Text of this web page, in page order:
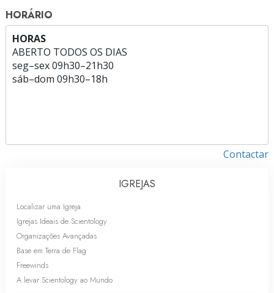
HORÁRIO
HORAS
ABERTO TODOS OS DIAS
seg–sex09h30–21h30
sáb–dom 09h30–18h
Contactar
IGREJAS
Localizar uma Igreja
Igrejas Ideais de Scientology
Organizações Avançadas
Base em Terra de Flag
Freewinds
A levar Scientology ao Mundo